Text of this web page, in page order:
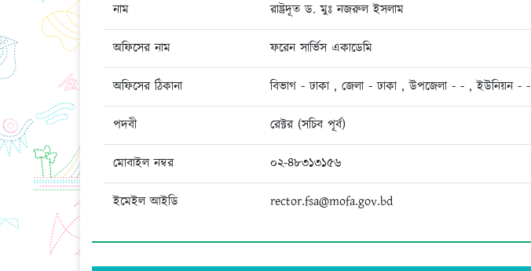
নাম রাষ্ট্রদূত ড. মুঃ নজরুল ইসলাম
অফিসের নাম ফরেন সার্ভিস একাডেমি
অফিসের ঠিকানা বিভাগ - ঢাকা , জেলা - ঢাকা , উপজেলা - - , ইউনিয়ন - -
পদবী রেক্টর (সচিব পূর্ব)
মোবাইল নম্বর ০২-৪৮৩১৩১৫৬
ইমেইল আইডি rector.fsa@mofa.gov.bd